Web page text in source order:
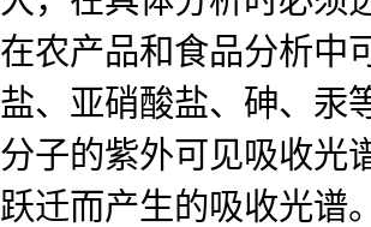
在农产品和食品分析中
盐、亚硝酸盐、砷、汞
分子的紫外可见吸收光
跃迁而产生的吸收光谱